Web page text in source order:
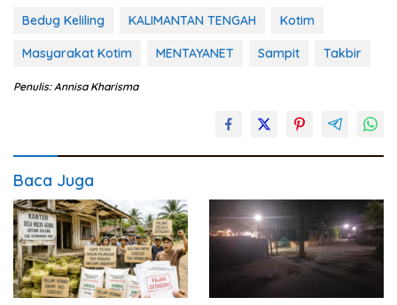
Bedug Keliling KALIMANTAN TENGAH Kotim
Masyarakat Kotim MENTAYANET Sampit Takbir
Penulis: Annisa Kharisma
Baca Juga